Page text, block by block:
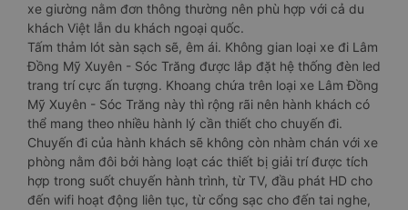
xe giường nằm đơn thông thường nên phù hợp với cả du
khách Việt lẫn du khách ngoại quốc.
Tấm thảm lót sàn sạch sẽ, êm ái. Không gian loại xe đi Lâm
Đồng Mỹ Xuyên - Sóc Trăng được lắp đặt hệ thống đèn led
trang trí cực ấn tượng. Khoang chứa trên loại xe Lâm Đồng
Mỹ Xuyên - Sóc Trăng này thì rộng rãi nên hành khách có
thể mang theo nhiều hành lý cần thiết cho chuyến đi.
Chuyến đi của hành khách sẽ không còn nhàm chán với xe
phòng nằm đôi bởi hàng loạt các thiết bị giải trí được tích
hợp trong suốt chuyến hành trình, từ TV, đầu phát HD cho
đến wifi hoạt động liên tục, từ cổng sạc cho đến tai nghe,